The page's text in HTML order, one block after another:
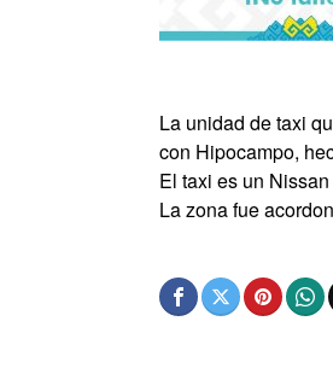
La unidad de taxi
con Hipocampo,
El taxi es un
La zona fue